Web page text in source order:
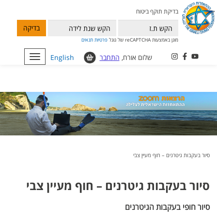
בדיקת תוקף ביטוח
בדיקה
מוגן באמצעות reCAPTCHA של גוגל פרטיות תנאים
Toggle
navigation
English שלום אורח, התחבר
סיור בעקבות גיטרנים – חוף מעיין צבי
סיור בעקבות גיטרנים – חוף מעיין צבי
סיור חופי בעקבות הגיטרנים